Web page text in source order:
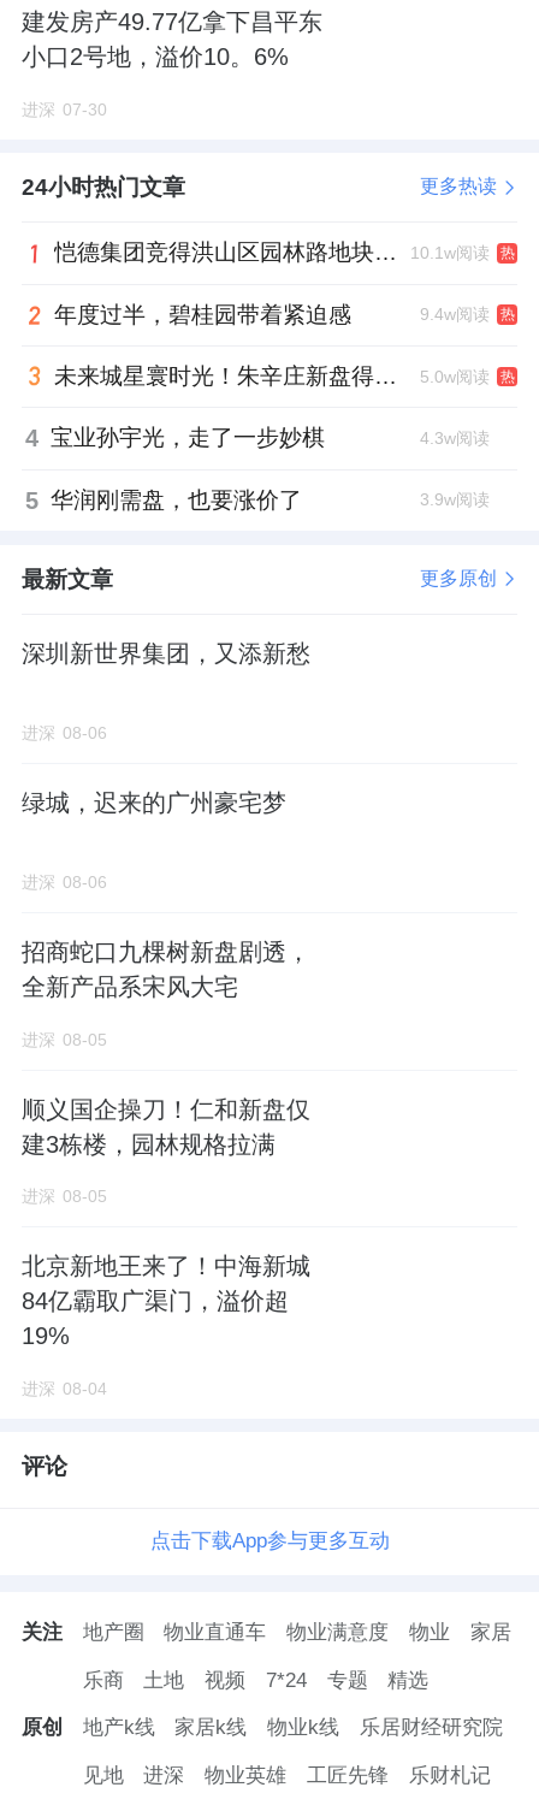
法定代表人、董事长杨娜，为北京
让的地块。
规划19栋楼，共827户，其中：
北区（0015、0016地块）9栋洋房，共419户；
南区（0019地块）规划9栋洋房+1栋小高层，
平台、边户L型飘窗这套“组合赠送”，实际使用
房山近一年没有涉宅地块出让，上次土拍还是
2024年的8月初，北京建工
和知筑二期地块位置上更靠近地铁站，北边的
可达。
地形也比较规整，正南正北朝向，应该说是这
更重要的是楼面价1.8万元/㎡，比隔壁的一期
西边3公里还有兄弟盘颐知筑。
和知筑一期2024年10月底入市，共576套房
源，目前去化近九成，成交均价3.69万元/㎡。
115套，成交均价3.03万元/㎡。
京熙润府、京华国贤府、建工璟贤瑞
作者：徐迪
建发房产49.77亿拿下昌平东
小口2号地，溢价10。6%
进深 07-30
24小时热门文章 更多热读
恺德集团竞得洪山区园林路地块，引入贝好家C2M产品定位及营销服务 10.1w阅读 热
年度过半，碧桂园带着紧迫感 9.4w阅读 热
未来城星寰时光！朱辛庄新盘得房率创新高 5.0w阅读 热
4 宝业孙宇光，走了一步妙棋 4.3w阅读
5 华润刚需盘，也要涨价了 3.9w阅读
最新文章 更多原创
深圳新世界集团，又添新愁
进深 08-06
绿城，迟来的广州豪宅梦
进深 08-06
招商蛇口九棵树新盘剧透，
全新产品系宋风大宅
进深 08-05
顺义国企操刀！仁和新盘仅
建3栋楼，园林规格拉满
进深 08-05
北京新地王来了！中海新城
84亿霸取广渠门，溢价超
19%
进深 08-04
评论
点击下载App参与更多互动
关注 地产圈 物业直通车 物业满意度 物业 家居
乐商 土地 视频 7*24 专题 精选
原创 地产k线 家居k线 物业k线 乐居财经研究院
见地 进深 物业英雄 工匠先锋 乐财札记